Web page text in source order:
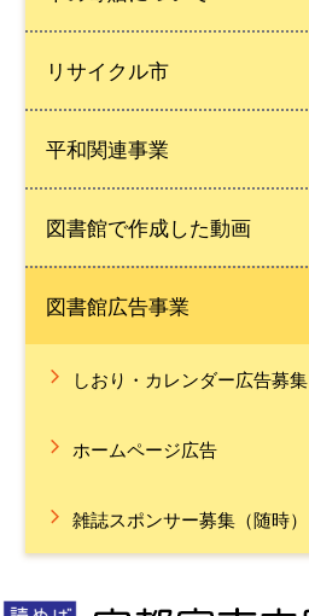
リサイクル市
平和関連事業
図書館で作成した動画
図書館広告事業
しおり・カレンダー広告募集
ホームページ広告
雑誌スポンサー募集（随時）